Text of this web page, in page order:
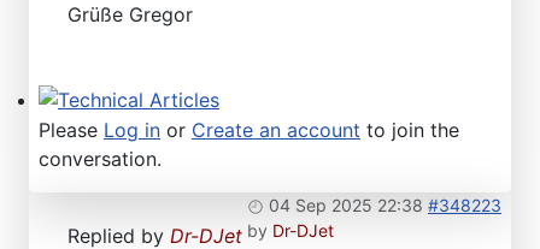
Technical Articles
Grüße Gregor
Please Log in or Create an account to join the
conversation.
04 Sep 2025 22:38 #348223
by Dr-DJet
Replied by Dr-DJet